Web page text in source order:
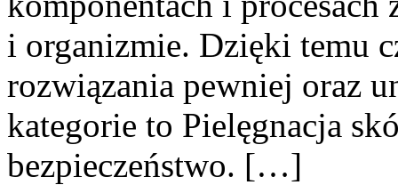
i organizmie. Dzięki temu
rozwiązania pewniej oraz
kategorie to Pielęgnacja
bezpieczeństwo. […]